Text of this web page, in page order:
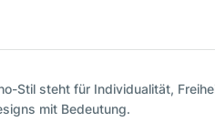
Stil steht für Individualität,
mit Bedeutung.